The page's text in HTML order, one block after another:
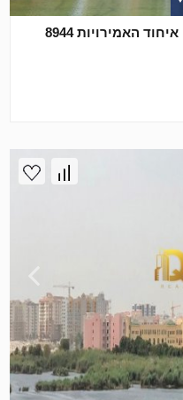
בניין ב Dubai Media City, Dubai, איחוד האמירויות 8944